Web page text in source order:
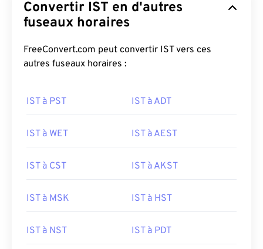
Convertir IST en d'autres
fuseaux horaires
FreeConvert.com peut convertir IST vers ces
autres fuseaux horaires :
IST à PST IST à ADT
IST à WET IST à AEST
IST à CST IST à AKST
IST à MSK IST à HST
IST à NST IST à PDT